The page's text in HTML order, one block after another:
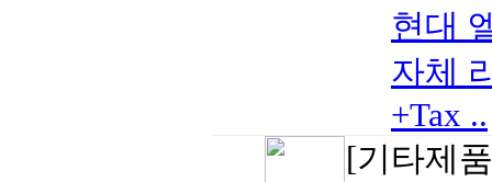
현대
자체
+Tax ..
[기타제